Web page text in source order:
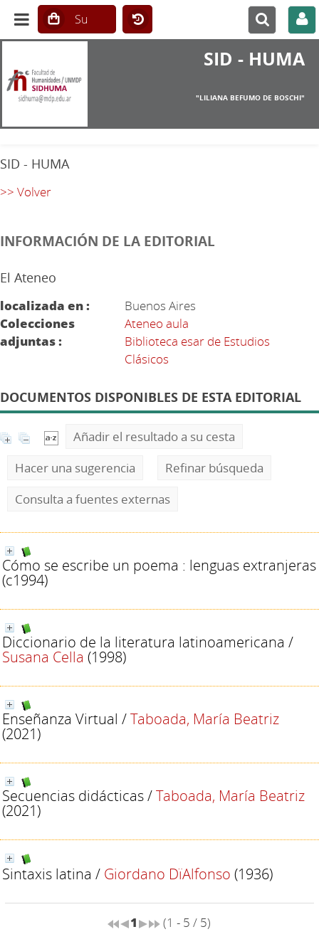
SID - HUMA
"LILIANA BEFUMO DE BOSCHI"
SID - HUMA
>> Volver
INFORMACIÓN DE LA EDITORIAL
El Ateneo
localizada en :
Buenos Aires
Colecciones
adjuntas :
Ateneo aula
Biblioteca esar de Estudios
Clásicos
DOCUMENTOS DISPONIBLES DE ESTA EDITORIAL
Añadir el resultado a su cesta
Hacer una sugerencia
Refinar búsqueda
Consulta a fuentes externas
Cómo se escribe un poema : lenguas extranjeras
(c1994)
Diccionario de la literatura latinoamericana /
Susana Cella (1998)
Enseñanza Virtual /Taboada, María Beatriz
(2021)
Secuencias didácticas/Taboada, María Beatriz
(2021)
Sintaxis latina / Giordano DïAlfonso (1936)
1 (1 - 5 / 5)